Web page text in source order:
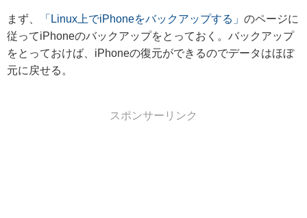
まず、 「Linux上でiPhoneをバックアップする」 のページに
従ってiPhoneのバックアップをとっておく。バックアップ
をとっておけば、iPhoneの復元ができるのでデータはほぼ
元に戻せる。
スポンサーリンク